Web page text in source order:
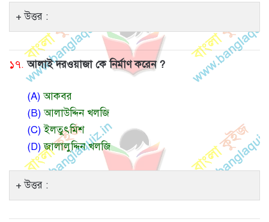
উত্তর :
১৭. আলাই দরওয়াজা কে নির্মাণ করেন ?
(A)আকবর
(B)আলাউদ্দিন খলজি
(C)ইলতুৎমিশ
(D)জালালুদ্দিন খলজি
উত্তর :